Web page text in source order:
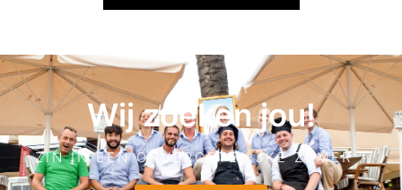
Wij zoeken jou!
ZIN IN EEN ONVERGETELIJKE ZOMER ?